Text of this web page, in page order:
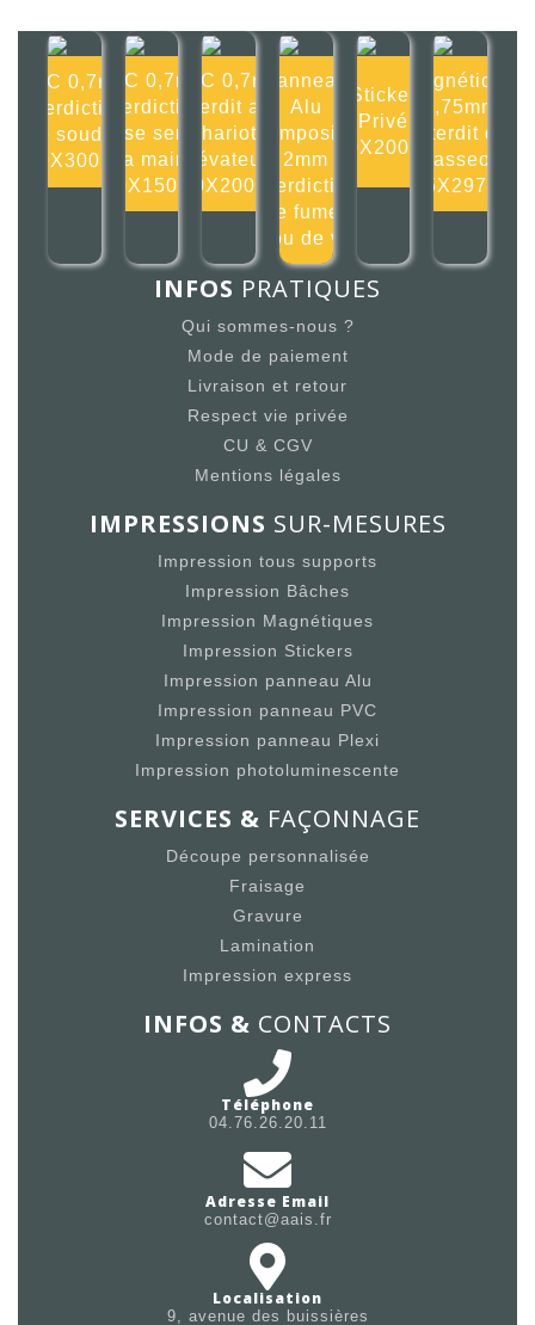
PVC 0,7mm
Interdiction
de souder
300X300mm
PVC 0,7mm
Interdiction
de se serrer
la main
150X150mm
PVC 0,7mm
Interdit aux
chariots
élévateurs
200X200mm
Panneau
Alu
composite
2mm
Interdiction
de fumer
ou de v
Sticker
Privé
200X200mm
Magnétique
0,75mm
Interdit de
s'asseoir
105X297mm
INFOS PRATIQUES
Qui sommes-nous ?
Mode de paiement
Livraison et retour
Respect vie privée
CU & CGV
Mentions légales
IMPRESSIONS SUR-MESURES
Impression tous supports
Impression Bâches
Impression Magnétiques
Impression Stickers
Impression panneau Alu
Impression panneau PVC
Impression panneau Plexi
Impression photoluminescente
SERVICES & FAÇONNAGE
Découpe personnalisée
Fraisage
Gravure
Lamination
Impression express
INFOS & CONTACTS
Téléphone
04.76.26.20.11
Adresse Email
contact@aais.fr
Localisation
9, avenue des buissières